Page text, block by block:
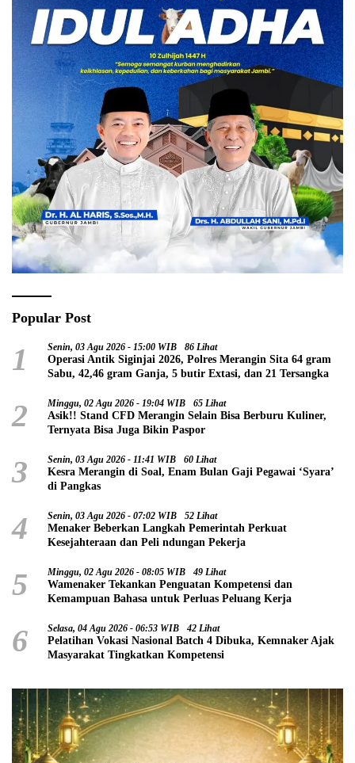
Popular Post
1 Senin, 03 Agu 2026 - 15:00 WIB 86 Lihat
Operasi Antik Siginjai 2026, Polres Merangin Sita 64 gram
Sabu, 42,46 gram Ganja, 5 butir Extasi, dan 21 Tersangka
2 Minggu, 02 Agu 2026 - 19:04 WIB 65 Lihat
Asik!! Stand CFD Merangin Selain Bisa Berburu Kuliner,
Ternyata Bisa Juga Bikin Paspor
3 Senin, 03 Agu 2026 - 11:41 WIB 60 Lihat
Kesra Merangin di Soal, Enam Bulan Gaji Pegawai ‘Syara’
di Pangkas
4 Senin, 03 Agu 2026 - 07:02 WIB 52 Lihat
Menaker Beberkan Langkah Pemerintah Perkuat
Kesejahteraan dan Peli ndungan Pekerja
5 Minggu, 02 Agu 2026 - 08:05 WIB 49 Lihat
Wamenaker Tekankan Penguatan Kompetensi dan
Kemampuan Bahasa untuk Perluas Peluang Kerja
6 Selasa, 04 Agu 2026 - 06:53 WIB 42 Lihat
Pelatihan Vokasi Nasional Batch 4 Dibuka, Kemnaker Ajak
Masyarakat Tingkatkan Kompetensi